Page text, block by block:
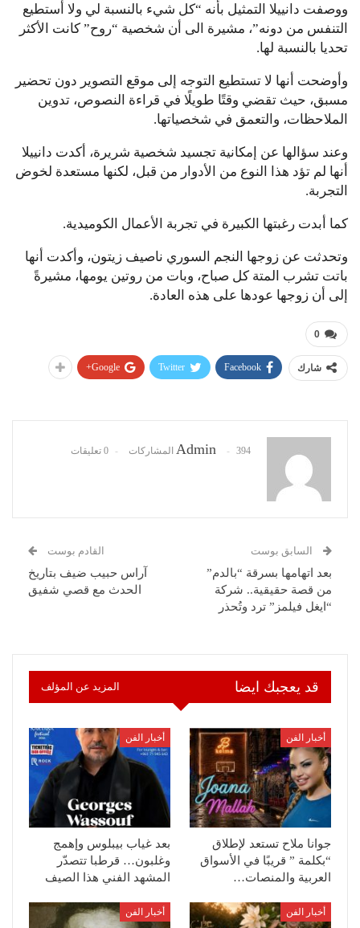
ووصفت دانييلا التمثيل بأنه “كل شيء بالنسبة لي ولا أستطيع
التنفس من دونه”، مشيرة الى أن شخصية “روح” كانت الأكثر
تحديا بالنسبة لها.
وأوضحت أنها لا تستطيع التوجه إلى موقع التصوير دون تحضير
مسبق، حيث تقضي وقتًا طويلًا في قراءة النصوص، تدوين
الملاحظات، والتعمق في شخصياتها.
وعند سؤالها عن إمكانية تجسيد شخصية شريرة، أكدت دانييلا
أنها لم تؤد هذا النوع من الأدوار من قبل، لكنها مستعدة لخوض
التجربة.
كما أبدت رغبتها الكبيرة في تجربة الأعمال الكوميدية.
وتحدثت عن زوجها النجم السوري ناصيف زيتون، وأكدت أنها
باتت تشرب المتة كل صباح، وبات من روتين يومها، مشيرةً
إلى أن زوجها عودها على هذه العادة.
0
شارك Facebook
Twitter
Google+
Admin 394 المشاركات 0 تعليقات
السابق بوست
بعد اتهامها بسرقة “بالدم”
من قصة حقيقية.. شركة
“ايغل فيلمز” ترد وتُحذر
القادم بوست
آراس حبيب ضيف بتاريخ
الحدث مع قصي شفيق
قد يعجبك ايضا المزيد عن المؤلف
أخبار الفن
جوانا ملاح تستعد لإطلاق
“بكلمة ” قريبًا في الأسواق
العربية والمنصات…
أخبار الفن
بعد غياب بيبلوس وإهمج
وغلبون… قرطبا تتصدّر
المشهد الفني هذا الصيف
أخبار الفن أخبار الفن